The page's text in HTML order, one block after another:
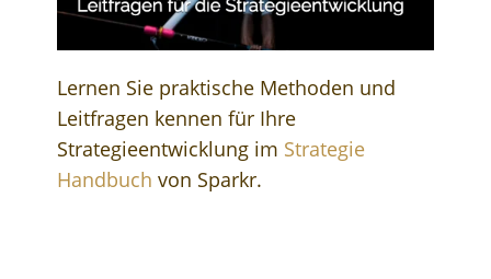
Lernen Sie praktische Methoden und
Leitfragen kennen für Ihre
Strategieentwicklung im Strategie
Handbuch von Sparkr.